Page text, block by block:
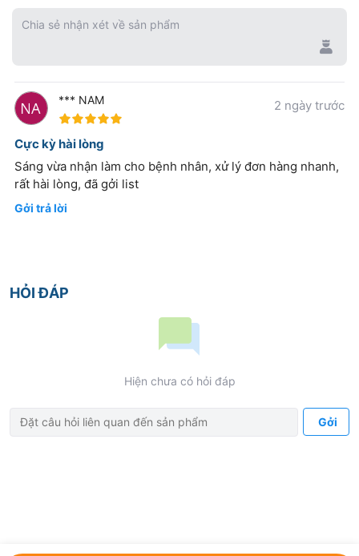
Chia sẻ nhận xét về sản phẩm
*** NAM
2 ngày trước
Cực kỳ hài lòng
Sáng vừa nhận làm cho bệnh nhân, xử lý đơn hàng nhanh,
rất hài lòng, đã gởi list
Gởi trả lời
HỎI ĐÁP
Hiện chưa có hỏi đáp
Gởi